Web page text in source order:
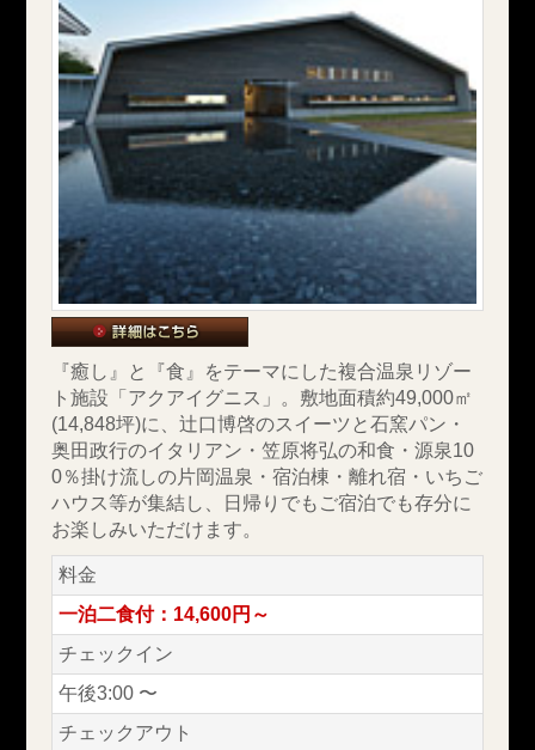
『癒し』と『食』をテーマにした複合温泉リゾー
ト施設「アクアイグニス」。敷地面積約49,000㎡
(14,848坪)に、辻口博啓のスイーツと石窯パン・
奥田政行のイタリアン・笠原将弘の和食・源泉10
0％掛け流しの片岡温泉・宿泊棟・離れ宿・いちご
ハウス等が集結し、日帰りでもご宿泊でも存分に
お楽しみいただけます。
料金
一泊二食付：14,600円～
チェックイン
午後3:00 〜
チェックアウト